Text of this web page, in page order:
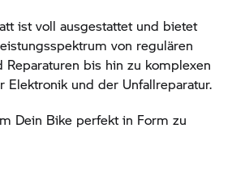
ist voll ausgestattet und bietet
von regulären
Reparaturen bis hin zu komplexen
Elektronik und der Unfallreparatur.
Dein Bike perfekt in Form zu